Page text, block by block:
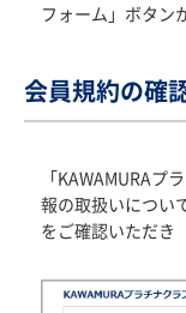
フォーム」ボタン
会員規約の確
「KAWAMURA
報の取扱いについ
をご確認いただき